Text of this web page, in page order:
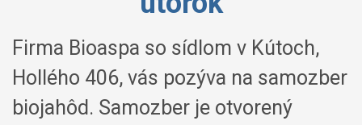
Firma Bioaspa so sídlom v Kútoch,
Hollého 406, vás pozýva na samozber
biojahôd. Samozber je otvorený